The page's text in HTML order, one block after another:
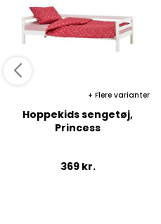
Flere varianter
Hoppekids sengetøj,
Princess
369 kr.